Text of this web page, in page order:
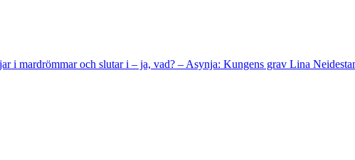
i mardrömmar och slutar i – ja, vad? – Asynja: Kungens grav Lina